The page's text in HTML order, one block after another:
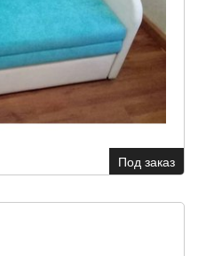
Под заказ